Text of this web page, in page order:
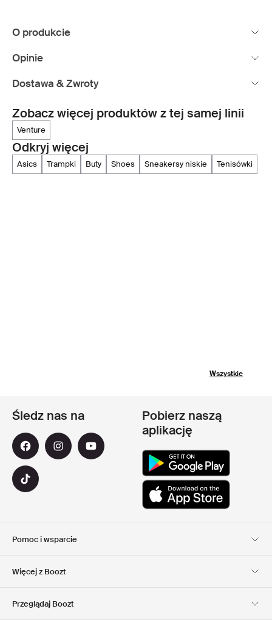
O produkcie
Opinie
Dostawa & Zwroty
Zobacz więcej produktów z tej samej linii
venture
Odkryj więcej
asics trampki buty shoes sneakersy niskie tenisówki
Wszystkie
Pomoc i wsparcie
Więcej z Boozt
Przeglądaj Boozt
Śledz nas na
Pobierz naszą
aplikację